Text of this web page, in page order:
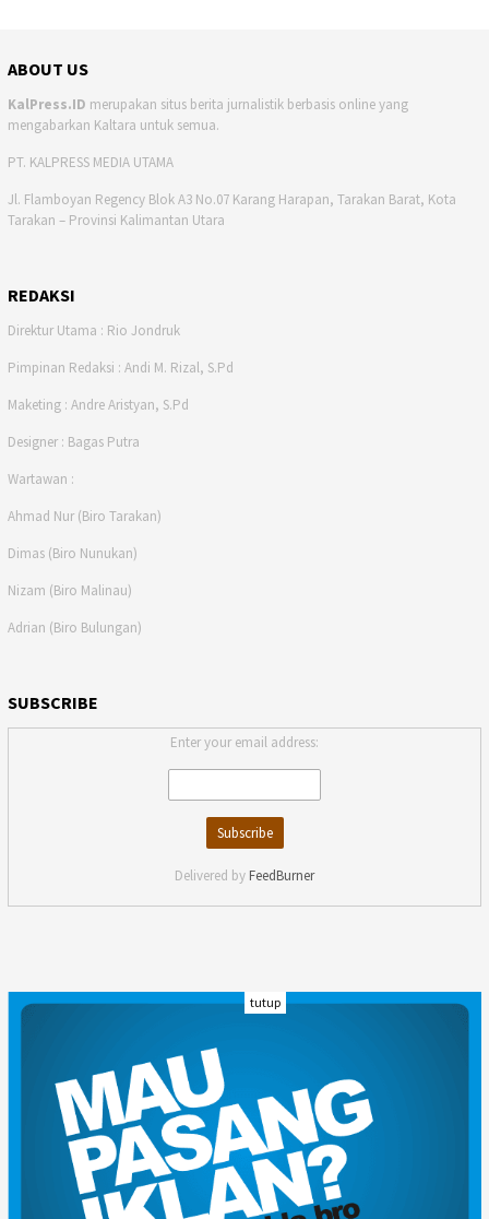
ABOUT US
KalPress.ID merupakan situs berita jurnalistik berbasis online yang
mengabarkan Kaltara untuk semua.
PT. KALPRESS MEDIA UTAMA
Jl. Flamboyan Regency Blok A3 No.07 Karang Harapan, Tarakan Barat, Kota
Tarakan – Provinsi Kalimantan Utara
REDAKSI
Direktur Utama : Rio Jondruk
Pimpinan Redaksi : Andi M. Rizal, S.Pd
Maketing : Andre Aristyan, S.Pd
Designer : Bagas Putra
Wartawan :
Ahmad Nur (Biro Tarakan)
Dimas (Biro Nunukan)
Nizam (Biro Malinau)
Adrian (Biro Bulungan)
SUBSCRIBE
Enter your email address:
Delivered by FeedBurner
INDEKS
KARIR
REDAKSI
PRIVACY POLICY
DISCLAIMER
TENTANG KAMI
KONTAK KAMI
FORM PENGADUAN
PEDOMAN MEDIA SIBER
tutup